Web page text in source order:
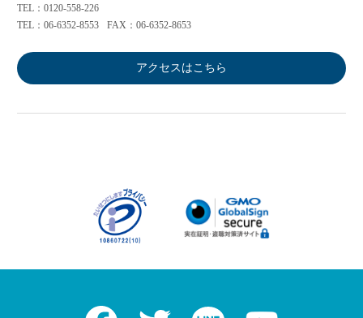
TEL：0120-558-226
TEL：06-6352-8553
FAX：06-6352-8653
アクセスはこちら
Facebook Twitter LINE